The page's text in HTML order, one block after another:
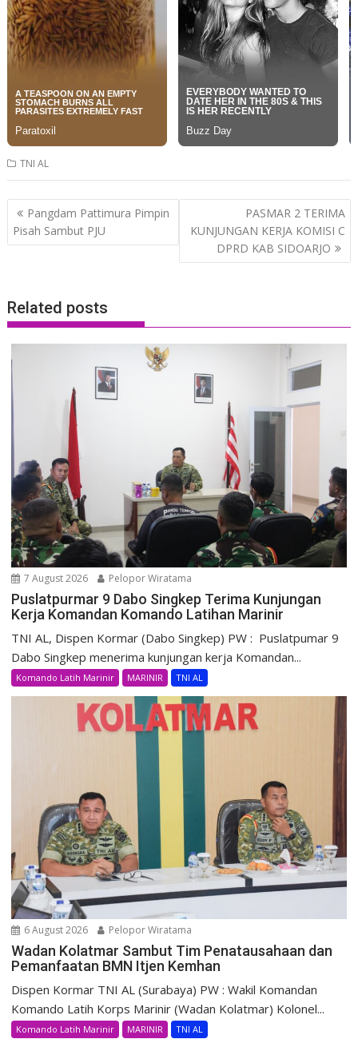
TNI AL
Post
navigation
Pangdam Pattimura Pimpin
Pisah Sambut PJU
PASMAR 2 TERIMA
KUNJUNGAN KERJA KOMISI C
DPRD KAB SIDOARJO
Related posts
7 August 2026 Pelopor Wiratama
Puslatpurmar 9 Dabo Singkep Terima Kunjungan
Kerja Komandan Komando Latihan Marinir
TNI AL, Dispen Kormar (Dabo Singkep) PW : Puslatpumar 9
Dabo Singkep menerima kunjungan kerja Komandan...
Komando Latih Marinir MARINIR TNI AL
6 August 2026 Pelopor Wiratama
Wadan Kolatmar Sambut Tim Penatausahaan dan
Pemanfaatan BMN Itjen Kemhan
Dispen Kormar TNI AL (Surabaya) PW : Wakil Komandan
Komando Latih Korps Marinir (Wadan Kolatmar) Kolonel...
Komando Latih Marinir MARINIR TNI AL